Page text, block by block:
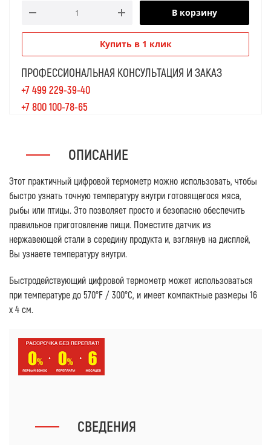
В корзину
Купить в 1 клик
ПРОФЕССИОНАЛЬНАЯ КОНСУЛЬТАЦИЯ И ЗАКАЗ
+7 499 229-39-40
+7 800 100-78-65
ОПИСАНИЕ
Этот практичный цифровой термометр можно использовать, чтобы
быстро узнать точную температуру внутри готовящегося мяса,
рыбы или птицы. Это позволяет просто и безопасно обеспечить
правильное приготовление пищи. Поместите датчик из
нержавеющей стали в середину продукта и, взглянув на дисплей,
Вы узнаете температуру внутри.
Быстродействующий цифровой термометр может использоваться
при температуре до 570°F / 300°C, и имеет компактные размеры 16
x 4 см.
СВЕДЕНИЯ